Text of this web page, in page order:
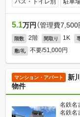
バス・トイレ別 駐車
5.1万円 （管理費7,500
階数 2階 間取り 1K
敷/礼 不要/51,000円
マンション・アパート
新
物件
名鉄名
名鉄名